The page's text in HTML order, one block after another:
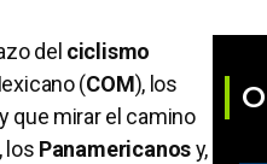
del ciclismo
(COM), los
que mirar el camino
los Panamericanosy,